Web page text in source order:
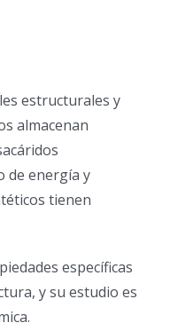
estructurales y
almacenan
de energía y
tienen
específicas
y su estudio es